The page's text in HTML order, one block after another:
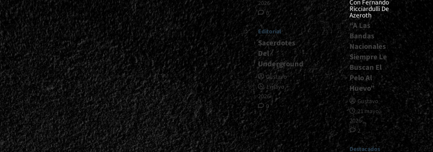
2026
0
Editorial
Sacerdotes
Del
Underground
Gustavo
1 mayo,
2026
0
Con Fernando
Ricciardulli De
Azeroth
“A Las
Bandas
Nacionales
Siempre Le
Buscan El
Pelo Al
Huevo”
Gustavo
21 mayo,
2026
2
Destacados